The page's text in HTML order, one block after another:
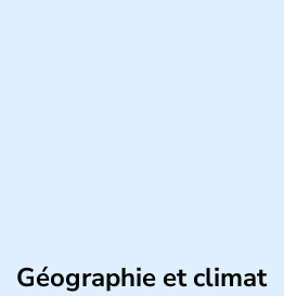
Géographie et climat